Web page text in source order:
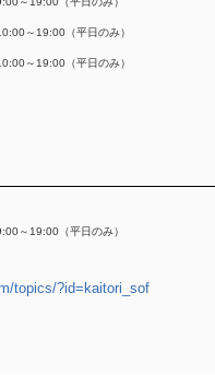
～19:00（平日のみ）
～19:00（平日のみ）
～19:00（平日のみ）
topics/?id=kaitori_sof